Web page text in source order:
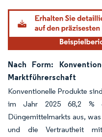
Nach Form:
Marktführerschaft
Konventionelle Produkte
im Jahr 2025 68,2 %
Düngemittelmarkts aus,
und die Vertrautheit mit